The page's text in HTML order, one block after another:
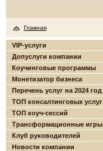
Главная
VIP-услуги
Допуслуги компании
Коучинговые программы
Монетизатор бизнеса
Перечень услуг на 2024 год
ТОП консалтинговых услуг
ТОП коуч-сессий
Трансформационные игры
Клуб руководителей
Новости компании